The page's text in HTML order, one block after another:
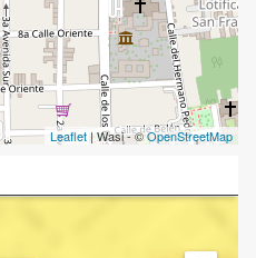
Leaflet| Wasi - ©OpenStreetMap